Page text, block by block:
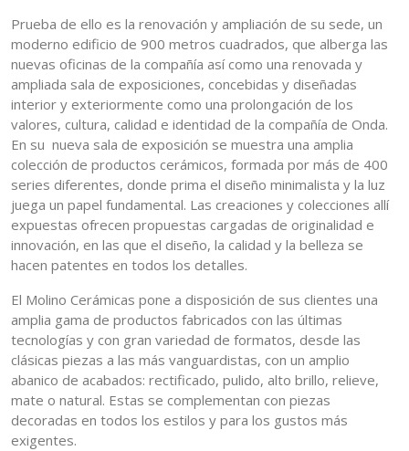
Prueba de ello es la renovación y ampliación de su sede, un
moderno edificio de 900 metros cuadrados, que alberga las
nuevas oficinas de la compañía así como una renovada y
ampliada sala de exposiciones, concebidas y diseñadas
interior y exteriormente como una prolongación de los
valores, cultura, calidad e identidad de la compañía de Onda.
En su nueva sala de exposición se muestra una amplia
colección de productos cerámicos, formada por más de 400
series diferentes, donde prima el diseño minimalista y la luz
juega un papel fundamental. Las creaciones y colecciones allí
expuestas ofrecen propuestas cargadas de originalidad e
innovación, en las que el diseño, la calidad y la belleza se
hacen patentes en todos los detalles.
El Molino Cerámicas pone a disposición de sus clientes una
amplia gama de productos fabricados con las últimas
tecnologías y con gran variedad de formatos, desde las
clásicas piezas a las más vanguardistas, con un amplio
abanico de acabados: rectificado, pulido, alto brillo, relieve,
mate o natural. Estas se complementan con piezas
decoradas en todos los estilos y para los gustos más
exigentes.